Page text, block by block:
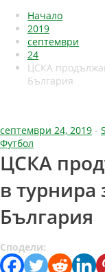
Начало
2019
септември
24
ЦСКА
България
септември 24, 2019 -
Футбол
ЦСКА
в турнира
България
Сподели: